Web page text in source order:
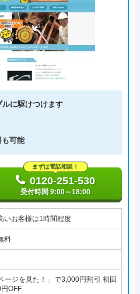
に駆けつけます
も可能
まずは電話相談！
0120-251-530
受付時間 9:00～18:00
いお客様は1時間程度
料
ージを見た！」で3,000円割引 初回
OFF